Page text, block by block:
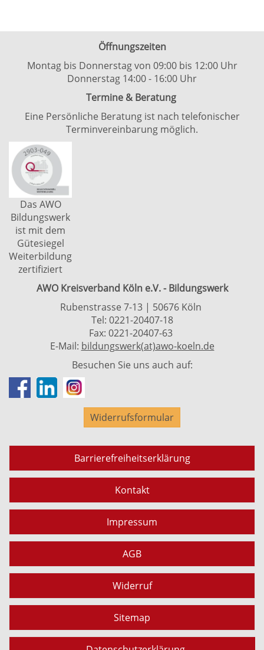
Öffnungszeiten
Montag bis Donnerstag von 09:00 bis 12:00 Uhr
Donnerstag 14:00 - 16:00 Uhr
Termine & Beratung
Eine Persönliche Beratung ist nach telefonischer
Terminvereinbarung möglich.
Das AWO
Bildungswerk
ist mit dem
Gütesiegel
Weiterbildung
zertifiziert
AWO Kreisverband Köln e.V. - Bildungswerk
Rubenstrasse 7-13 | 50676 Köln
Tel: 0221-20407-18
Fax: 0221-20407-63
E-Mail: bildungswerk(at)awo-koeln.de
Besuchen Sie uns auch auf:
Widerrufsformular
Barrierefreiheitserklärung
Kontakt
Impressum
AGB
Widerruf
Sitemap